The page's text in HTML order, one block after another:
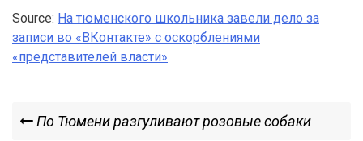
Source: На тюменского школьника завели дело за
записи во «ВКонтакте» с оскорблениями
«представителей власти»
Навигация
Previous
По Тюмени разгуливают розовые собаки